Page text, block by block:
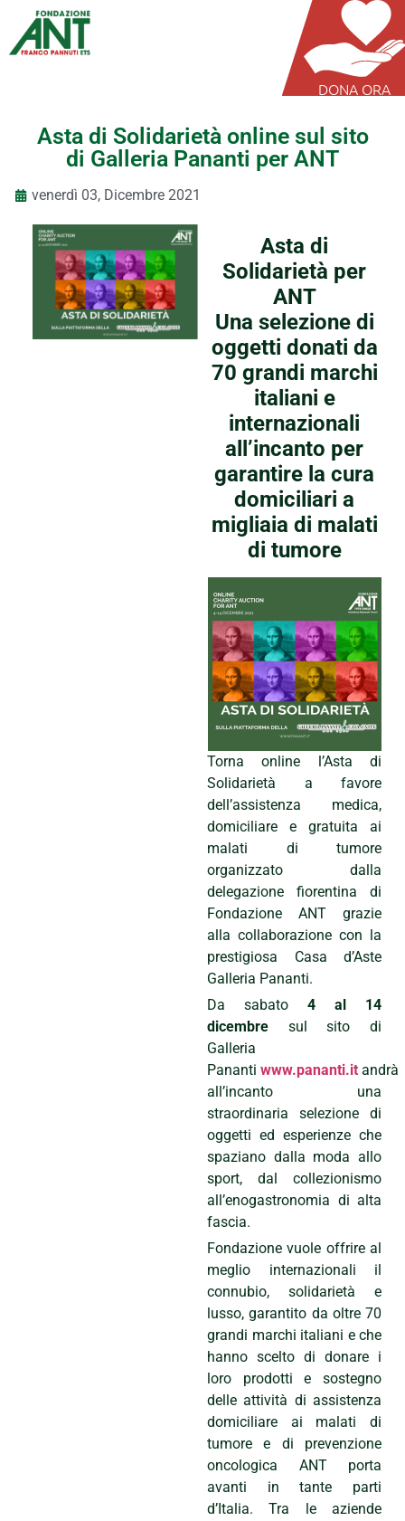
DONA ORA
Asta di Solidarietà online sul sito
di Galleria Pananti per ANT
venerdì 03, Dicembre 2021
Asta di
Solidarietà per
ANT
Una selezione di
oggetti donati da
70 grandi marchi
italiani e
internazionali
all’incanto per
garantire la cura
domiciliari a
migliaia di malati
di tumore
Torna online l’Asta di
Solidarietà a favore
dell’assistenza medica,
domiciliare e gratuita ai
malati di tumore
organizzato dalla
delegazione fiorentina di
Fondazione ANT grazie
alla collaborazione con la
prestigiosa Casa d’Aste
Galleria Pananti.
Da sabato4 al 14
dicembre sul sito di
Galleria
Panantiwww.pananti.it andrà
all’incanto una
straordinaria selezione di
oggetti ed esperienze che
spaziano dalla moda allo
sport, dal collezionismo
all’enogastronomia di alta
fascia.
Fondazione vuole offrire al
meglio internazionali il
connubio, solidarietà e
lusso, garantito da oltre 70
grandi marchi italiani e che
hanno scelto di donare i
loro prodotti e sostegno
delle attività di assistenza
domiciliare ai malati di
tumore e di prevenzione
oncologica ANT porta
avanti in tante parti
d’Italia. Tra le aziende